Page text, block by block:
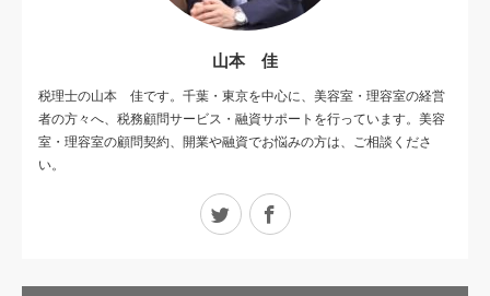
山本 佳
税理士の山本 佳です。千葉・東京を中心に、美容室・理容室の経営
者の方々へ、税務顧問サービス・融資サポートを行っています。美容
室・理容室の顧問契約、開業や融資でお悩みの方は、ご相談くださ
い。
Twitter Facebook